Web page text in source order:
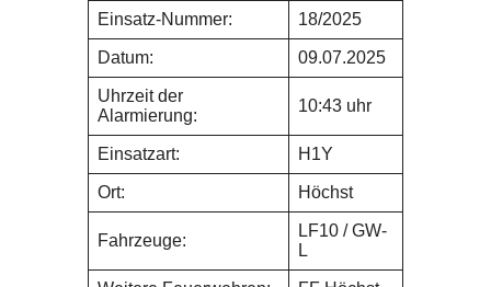
Einsatz-Nummer: 18/2025
Datum: 09.07.2025
Uhrzeit der
Alarmierung:
10:43 uhr
Einsatzart: H1Y
Ort: Höchst
Fahrzeuge:
LF10 / GW-
L